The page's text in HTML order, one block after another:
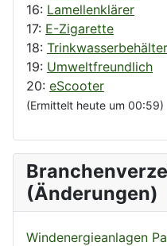
16: Lamellenklärer
17: E-Zigarette
18: Trinkwasserbehälter
19: Umweltfreundlich
20: eScooter
(Ermittelt heute um 00:59)
(Änderungen)
Windenergieanlagen